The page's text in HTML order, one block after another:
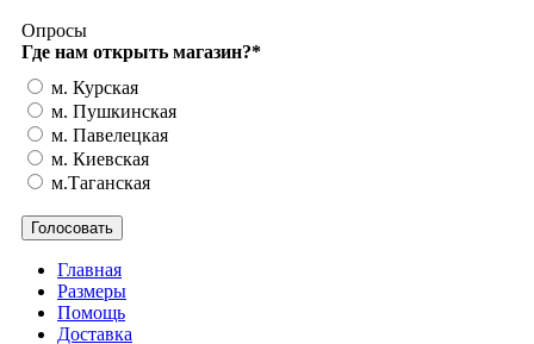
Опросы
Где нам открыть магазин?*
м. Курская
м. Пушкинская
м. Павелецкая
м. Киевская
м.Таганская
Главная
Размеры
Помощь
Доставка